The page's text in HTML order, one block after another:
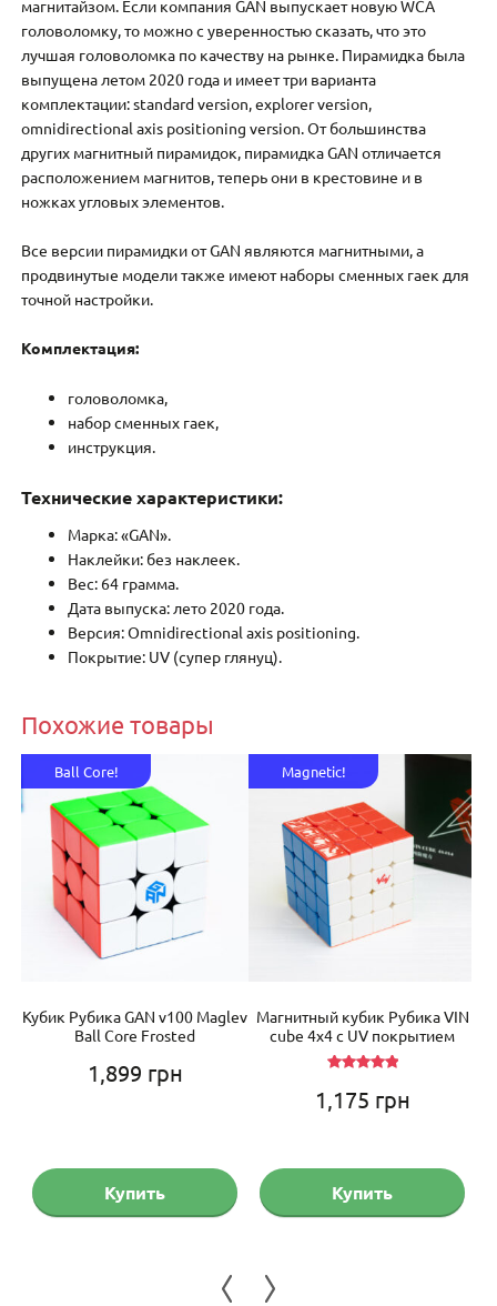
магнитайзом. Если компания GAN выпускает новую WCA
головоломку, то можно с уверенностью сказать, что это
лучшая головоломка по качеству на рынке. Пирамидка была
выпущена летом 2020 года и имеет три варианта
комплектации: standard version, explorer version,
omnidirectional axis positioning version. От большинства
других магнитный пирамидок, пирамидка GAN отличается
расположением магнитов, теперь они в крестовине и в
ножках угловых элементов.
Все версии пирамидки от GAN являются магнитными, а
продвинутые модели также имеют наборы сменных гаек для
точной настройки.
Комплектация:
головоломка,
набор сменных гаек,
инструкция.
Технические характеристики:
Марка: «GAN».
Наклейки: без наклеек.
Вес: 64 грамма.
Дата выпуска: лето 2020 года.
Версия: Omnidirectional axis positioning.
Покрытие: UV (супер глянуц).
Похожие товары
Кубик Рубика GAN v100 Maglev
Ball Core Frosted
1,899 грн
Ball Core!
Купить
Магнитный кубик Рубика VIN
cube 4х4 с UV покрытием
5.00из 5
1,175 грн
Magnetic!
Купить